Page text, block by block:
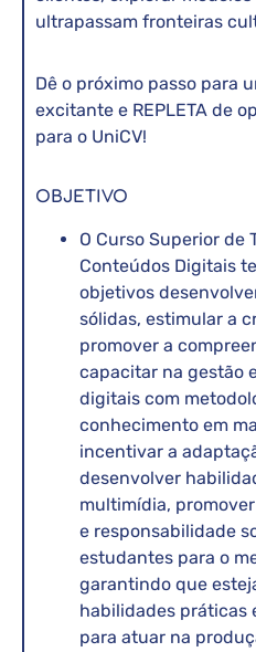
ultrapassam fronteiras
Dê o próximo passo para
excitante e REPLETA de
para o UniCV!
OBJETIVO
O Curso Superior de
Conteúdos Digitais
objetivos
sólidas, estimular a
promover a
capacitar na gestão
digitais com
conhecimento em
incentivar a
desenvolver
multimídia,
e responsabilidade
estudantes para o
garantindo que
habilidades práticas
para atuar na